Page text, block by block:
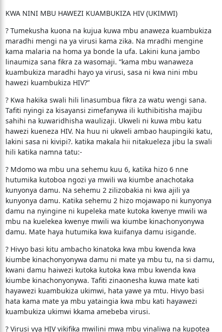
KWA NINI MBU HAWEZI KUAMBUKIZA HIV (UKIMWI)
? Tumekusha kuona na kujua kuwa mbu anaweza kuambukiza
maradhi mengi na ya virusi kama zika. Na mradhi mengine
kama malaria na homa ya bonde la ufa. Lakini kuna jambo
linaumiza sana fikra za wasomaji. “kama mbu wanaweza
kuambukiza maradhi hayo ya virusi, sasa ni kwa nini mbu
hawezi kuambukiza HIV?”
? Kwa hakika swali hili linasumbua fikra za watu wengi sana.
Tafiti nyingi za kisayansi zimefanywa ili kuthibitisha majibu
sahihi na kuwaridhisha waulizaji. Ukweli ni kuwa mbu katu
hawezi kueneza HIV. Na huu ni ukweli ambao haupingiki katu,
lakini sasa ni kivipi?. katika makala hii nitakueleza jibu la swali
hili katika namna tatu:-
? Mdomo wa mbu una sehemu kuu 6, katika hizo 6 nne
hutumika kutoboa ngozi ya mwili wa kiumbe anachotaka
kunyonya damu. Na sehemu 2 zilizobakia ni kwa ajili ya
kunyonya damu. Katika sehemu 2 hizo mojawapo ni kunyonya
damu na nyingine ni kupeleka mate kutoka kwenye mwili wa
mbu na kuelekea kwenye mwili wa kiumbe kinachonyonywa
damu. Mate haya hutumika kwa kuifanya damu isigande.
? Hivyo basi kitu ambacho kinatoka kwa mbu kwenda kwa
kiumbe kinachonyonywa damu ni mate ya mbu tu, na si damu,
kwani damu haiwezi kutoka kutoka kwa mbu kwenda kwa
kiumbe kinachonyonywa. Tafiti zinaonesha kuwa mate kati
hayawezi kuambukiza ukimwi, hata yawe ya mtu. Hivyo basi
hata kama mate ya mbu yataingia kwa mbu kati hayawezi
kuambukiza ukimwi kkama amebeba virusi.
? Virusi vya HIV vikifika mwilini mwa mbu vinaliwa na kupotea